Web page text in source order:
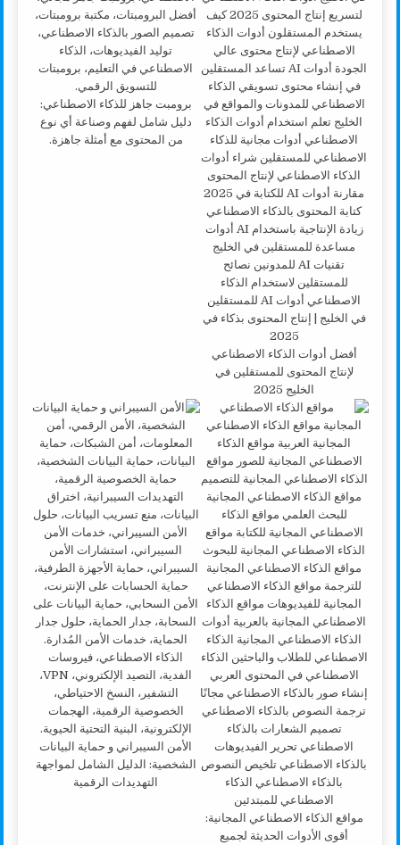
أفضل أدوات الذكاء الاصطناعي
لإنتاج المحتوى للمستقلين في
الخليج 2025
برومبت جاهز للذكاء الاصطناعي:
دليل شامل لفهم وصناعة أي نوع
من المحتوى مع أمثلة جاهزة.
مواقع الذكاء الاصطناعي المجانية:
أقوى الأدوات الحديثة لجميع
الأمن السيبراني و حماية البيانات
الشخصية: الدليل الشامل لمواجهة
التهديدات الرقمية